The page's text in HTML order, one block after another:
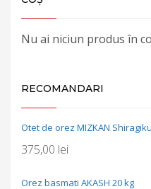
Nu ai niciun produs în
RECOMANDARI
Otet de orez MIZKAN
375,00 lei
Orez basmati AKASH 20 kg